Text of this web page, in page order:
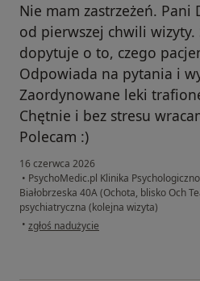
Nie mam zastrzeżeń. Pani
od pierwszej chwili wizyty.
dopytuje o to, czego
Odpowiada na pytania i
Zaordynowane leki
Chętnie i bez stresu
Polecam :)
16 czerwca 2026
• PsychoMedic.pl Klinika
Białobrzeska 40A (Ochota, blisko Och
psychiatryczna (kolejna wizyta)
• w opinii użytkownika Ewa
zgłoś nadużycie